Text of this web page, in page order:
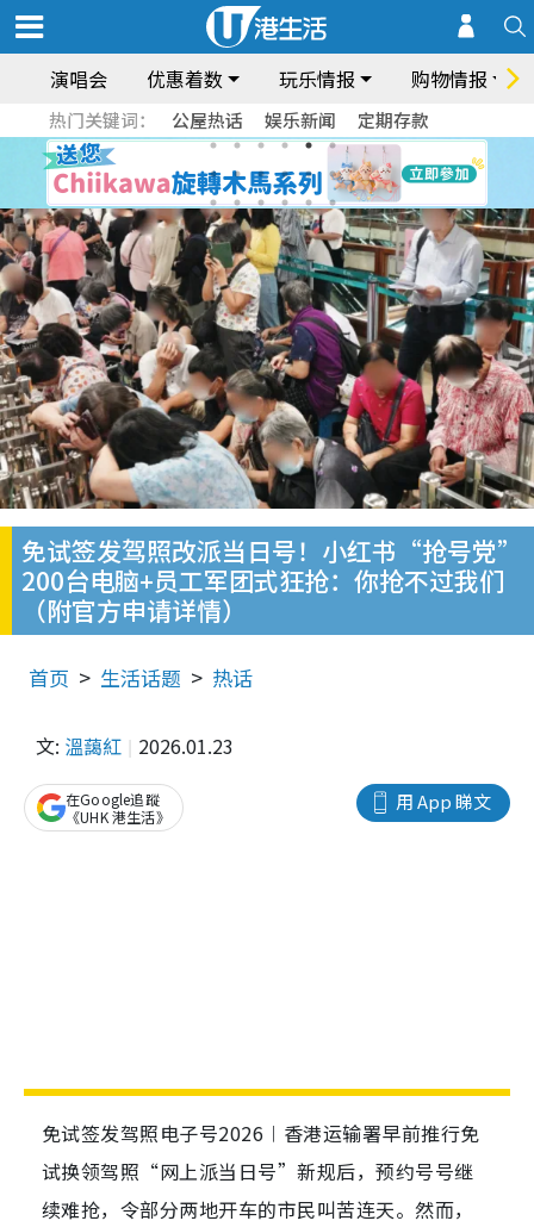
演唱会 优惠着数 玩乐情报 购物情报
热门关键词： 公屋热话 娱乐新闻 定期存款
免试签发驾照改派当日号！小红书“抢号党”
200台电脑+员工军团式狂抢：你抢不过我们
（附官方申请详情）
首页 生活话题 热话
文: 溫藹紅 2026.01.23
用 App 睇文
在Google追蹤
《UHK 港生活》
免试签发驾照电子号2026︱香港运输署早前推行免
试换领驾照“网上派当日号”新规后，预约号号继
续难抢，令部分两地开车的市民叫苦连天。然而，